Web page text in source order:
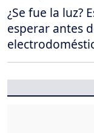
¿Se fue la luz?
esperar antes